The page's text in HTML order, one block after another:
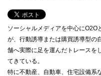
ソーシャルメディアを中心にO2O
が、行動誘導または購買誘導型の
舗へ実際に足を運んだトレースを
てきている。
特に不動産、自動車、住宅設備系